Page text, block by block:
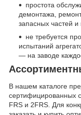
простота
демонтажа,
запасных частей
не требуется
испытаний
— на заводе
В нашем каталоге
сертифицированных
FRS и 2FRS. Для